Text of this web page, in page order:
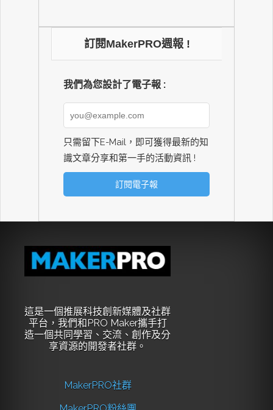
訂閱MakerPRO週報 !
我們為您設計了電子報 :
只需留下E-Mail，即可獲得最新的知
識文章分享和第一手的活動資訊 !
這是一個推展科技創新媒體及社群
平台，我們和PRO Maker攜手打
造一個共同學習、交流、創作及分
享資源的開發者社群。
MakerPRO社群